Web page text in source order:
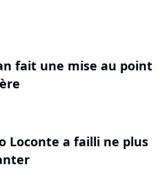
fait une mise au point
Loconte a failli ne plus